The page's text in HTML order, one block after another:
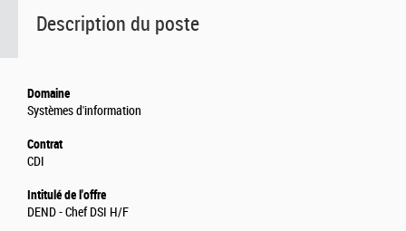
Description du poste
Domaine
Systèmes d'information
Contrat
CDI
Intitulé de l'offre
DEND - Chef DSI H/F